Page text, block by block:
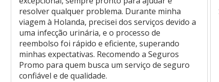
resolver qualquer problema. Durante minha
viagem à Holanda, precisei dos serviços devido a
uma infecção urinária, e o processo de
reembolso foi rápido e eficiente, superando
minhas expectativas. Recomendo a Seguros
Promo para quem busca um serviço de seguro
confiável e de qualidade.